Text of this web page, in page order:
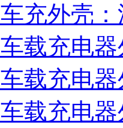
车充外壳
车载充电
车载充电
车载充电